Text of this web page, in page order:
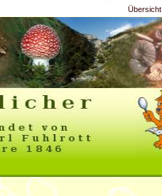
Übersicht